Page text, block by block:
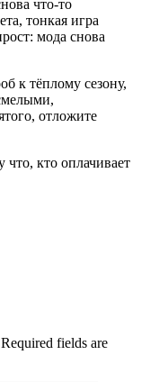
что-то
тонкая игра
мода снова
к тёплому сезону,
отложите
кто оплачивает
fields are